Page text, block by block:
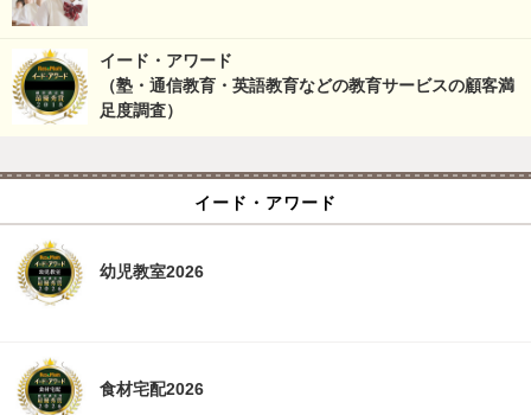
イード・アワード
（塾・通信教育・英語教育などの教育サービスの顧客満
足度調査）
イード・アワード
幼児教室2026
食材宅配2026